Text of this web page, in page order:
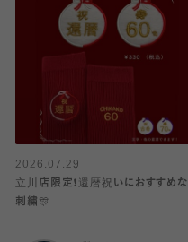
2026.07.29
立川店限定❗️還暦祝いにおすすめな
刺繍🎊